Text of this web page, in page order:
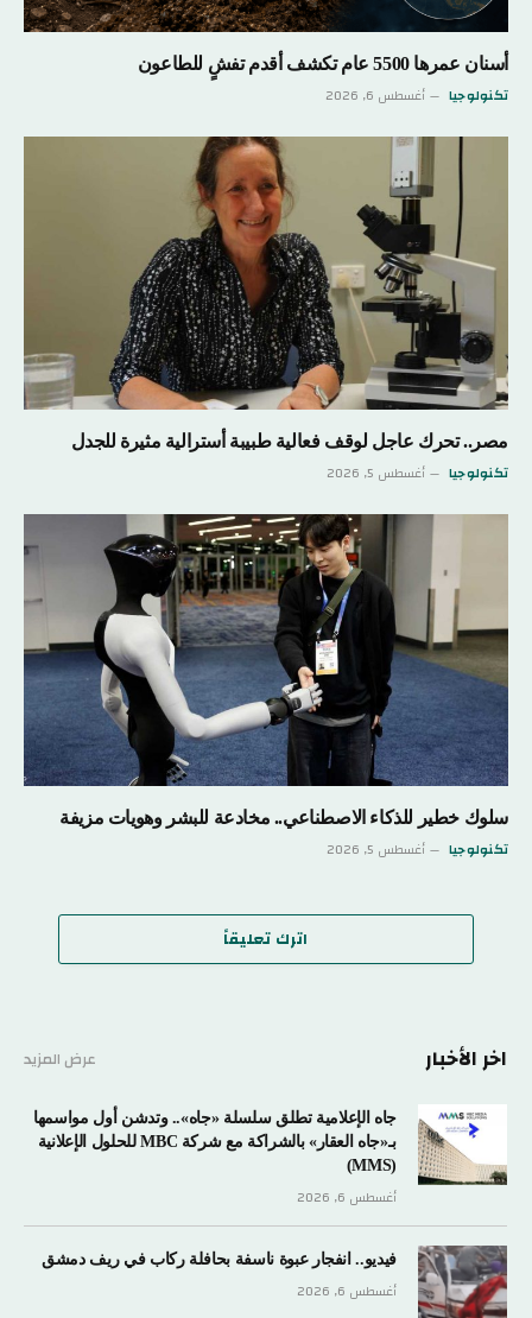
أسنان عمرها 5500 عام تكشف أقدم تفشٍ للطاعون
تكنولوجيا أغسطس 6, 2026
مصر.. تحرك عاجل لوقف فعالية طبيبة أسترالية مثيرة للجدل
تكنولوجيا أغسطس 5, 2026
سلوك خطير للذكاء الاصطناعي.. مخادعة للبشر وهويات مزيفة
تكنولوجيا أغسطس 5, 2026
اترك تعليقاً
اخر الأخبار عرض المزيد
جاه الإعلامية تطلق سلسلة «جاه».. وتدشن أول مواسمها
بـ«جاه العقار» بالشراكة مع شركة MBC للحلول الإعلانية
(MMS)
أغسطس 6, 2026
فيديو.. انفجار عبوة ناسفة بحافلة ركاب في ريف دمشق
أغسطس 6, 2026